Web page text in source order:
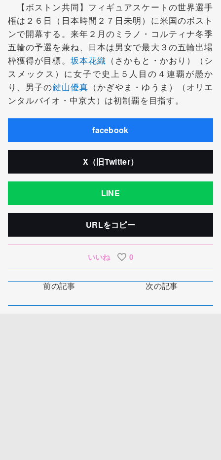
【ボストン共同】フィギュアスケートの世界選手
権は２６日（日本時間２７日未明）に米国のボスト
ンで開幕する。来年２月のミラノ・コルティナ冬季
五輪の予選を兼ね、日本は男女で最大３の五輪出場
枠獲得が目標。 坂本花織 （さかもと・かおり）（シ
スメックス）に女子で史上５人目の４連覇が懸か
り、男子の鍵山優真 （かぎやま・ゆうま）（オリエ
ンタルバイオ・中京大）は初制覇を目指す。
facebook
X（旧Twitter）
LINE
URLをコピー
いいね 0
前の記事 次の記事